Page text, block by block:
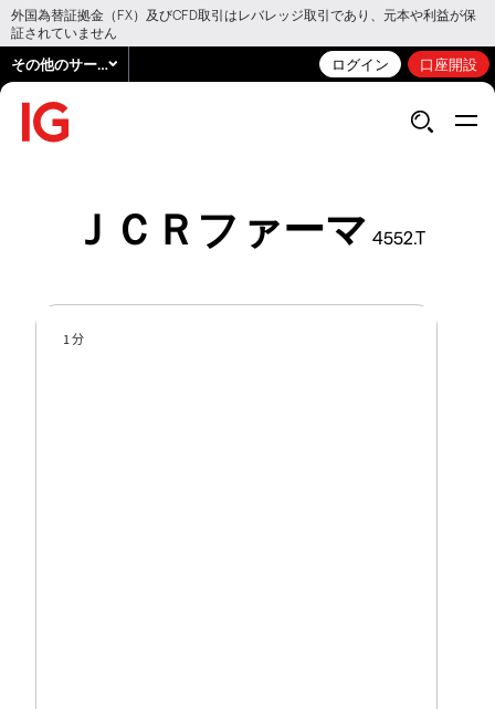
外国為替証拠金（FX）及びCFD取引はレバレッジ取引であり、元本や利益が保
証されていません
その他のサービス ログイン 口座開設
ＪＣＲファーマ 4552.T
1 分